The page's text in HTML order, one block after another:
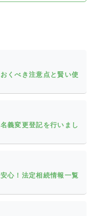
くべき注意点と賢い使
義変更登記を行いまし
心！法定相続情報一覧